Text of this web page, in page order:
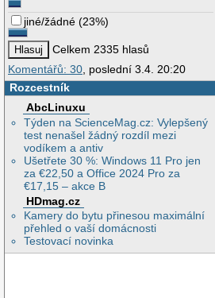
jiné/žádné (23%)
Celkem 2335 hlasů
Komentářů: 30, poslední 3.4. 20:20
Rozcestník
AbcLinuxu
Týden na ScienceMag.cz: Vylepšený
test nenašel žádný rozdíl mezi
vodíkem a antiv
Ušetřete 30 %: Windows 11 Pro jen
za €22,50 a Office 2024 Pro za
€17,15 – akce B
HDmag.cz
Kamery do bytu přinesou maximální
přehled o vaší domácnosti
Testovací novinka